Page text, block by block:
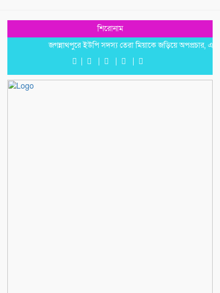
শিরোনাম
জগন্নাথপুরে ইউপি সদস্য তেরা মিয়াকে জড়িয়ে অপপ্রচার,